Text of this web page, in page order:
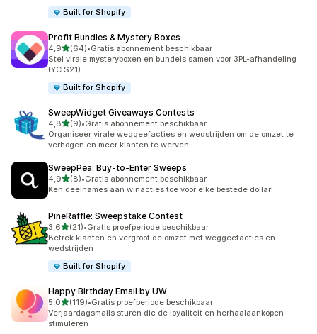
Built for Shopify
Profit Bundles & Mystery Boxes
4,9van 5 sterren
(64)
64 recensies in totaal
•Gratis abonnement beschikbaar
Stel virale mysteryboxen en bundels samen voor 3PL-afhandeling
(YC S21)
Built for Shopify
SweepWidget Giveaways Contests
4,8van 5 sterren
(9)
9 recensies in totaal
•Gratis abonnement beschikbaar
Organiseer virale weggeefacties en wedstrijden om de omzet te
verhogen en meer klanten te werven.
SweepPea: Buy‑to‑Enter Sweeps
4,9van 5 sterren
(8)
8 recensies in totaal
•Gratis abonnement beschikbaar
Ken deelnames aan winacties toe voor elke bestede dollar!
PineRaffle: Sweepstake Contest
3,6van 5 sterren
(21)
21 recensies in totaal
•Gratis proefperiode beschikbaar
Betrek klanten en vergroot de omzet met weggeefacties en
wedstrijden
Built for Shopify
Happy Birthday Email by UW
5,0van 5 sterren
(119)
119 recensies in totaal
•Gratis proefperiode beschikbaar
Verjaardagsmails sturen die de loyaliteit en herhaalaankopen
stimuleren